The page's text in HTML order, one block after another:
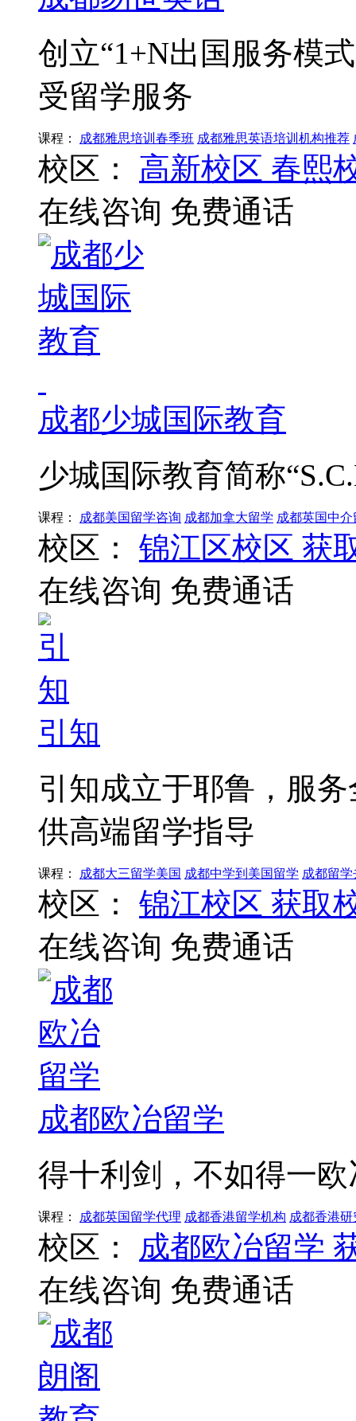
创立“1+N出国服务模
受留学服务
课程： 成都雅思培训春季班 成都雅思英语培训机构推荐
校区： 高新校区 春熙
在线咨询 免费通话
成都少城国际教育
少城国际教育简称
课程： 成都美国留学咨询 成都加拿大留学 成都英国中介
校区： 锦江区校区 获
在线咨询 免费通话
引知
引知成立于耶鲁，服
供高端留学指导
课程： 成都大三留学美国 成都中学到美国留学 成都留
校区： 锦江校区 获取
在线咨询 免费通话
成都欧冶留学
得十利剑，不如得一欧
课程： 成都英国留学代理 成都香港留学机构 成都香港
校区： 成都欧冶留学
在线咨询 免费通话